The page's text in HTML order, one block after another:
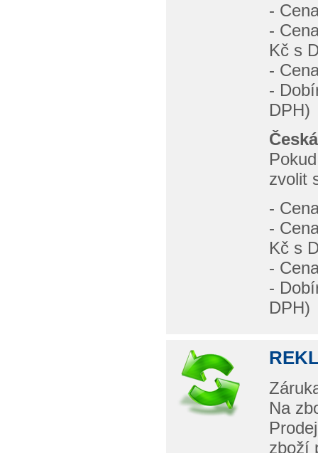
-
-
Kč s
-
-
DPH)
zvolit
-
-
Kč s
-
-
DPH)
Na
zboží